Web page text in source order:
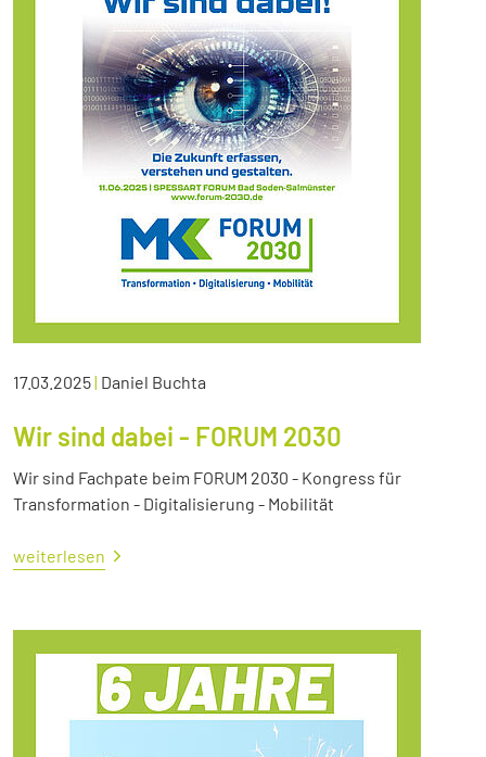
17.03.2025| Daniel Buchta
Wir sind dabei - FORUM 2030
Wir sind Fachpate beim FORUM 2030 - Kongress für
Transformation - Digitalisierung - Mobilität
weiterlesen